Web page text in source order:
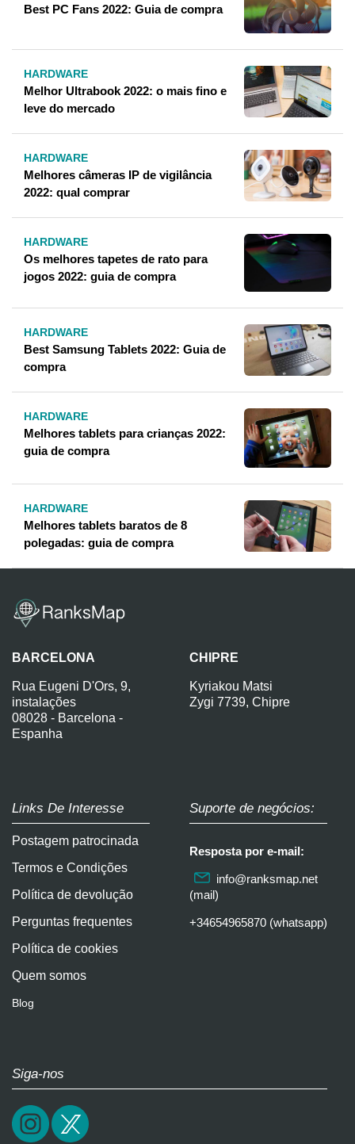
Best PC Fans 2022: Guia de compra
HARDWARE
Melhor Ultrabook 2022: o mais fino e
leve do mercado
HARDWARE
Melhores câmeras IP de vigilância
2022: qual comprar
HARDWARE
Os melhores tapetes de rato para
jogos 2022: guia de compra
HARDWARE
Best Samsung Tablets 2022: Guia de
compra
HARDWARE
Melhores tablets para crianças 2022:
guia de compra
HARDWARE
Melhores tablets baratos de 8
polegadas: guia de compra
BARCELONA
Rua Eugeni D'Ors, 9,
instalações
08028 - Barcelona -
Espanha
CHIPRE
Kyriakou Matsi
Zygi 7739, Chipre
Links De Interesse
Postagem patrocinada
Termos e Condições
Política de devolução
Perguntas frequentes
Política de cookies
Quem somos
Blog
Suporte de negócios:
Resposta por e-mail:
info@ranksmap.net
(mail)
+34654965870 (whatsapp)
Siga-nos